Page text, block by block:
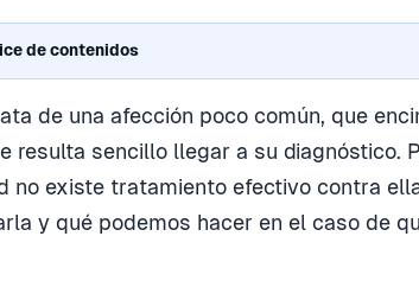
de contenidos
de una afección poco común, que
resulta sencillo llegar a su diagnóstico.
no existe tratamiento efectivo contra
y qué podemos hacer en el caso de